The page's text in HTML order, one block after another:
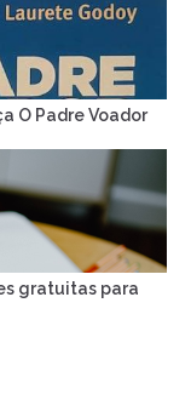
O Padre Voador
gratuitas para